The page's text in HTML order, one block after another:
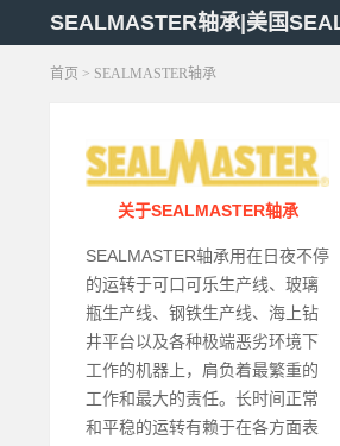
SEALMASTER轴承|美国
首页 > SEALMASTER轴承
关于SEALMASTER轴承
SEALMASTER轴承用在日夜不停
的运转于可口可乐生产线、玻璃
瓶生产线、钢铁生产线、海上钻
井平台以及各种极端恶劣环境下
工作的机器上，肩负着最繁重的
工作和最大的责任。长时间正常
和平稳的运转有赖于在各方面表